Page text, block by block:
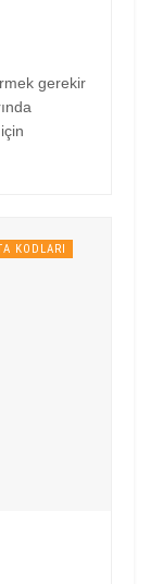
gerekir
KODLARI